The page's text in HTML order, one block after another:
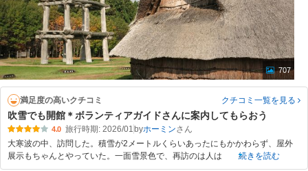
707
満足度の高いクチコミ クチコミ一覧を見る
吹雪でも開館＊ボランティアガイドさんに案内してもらおう
4.0 旅行時期: 2026/01 byホーミン
大寒波の中、訪問した。積雪が2メートルくらいあったにもかかわらず、屋外
展示もちゃんとやっていた。一面雪景色で、再訪のは人は
続きを読む